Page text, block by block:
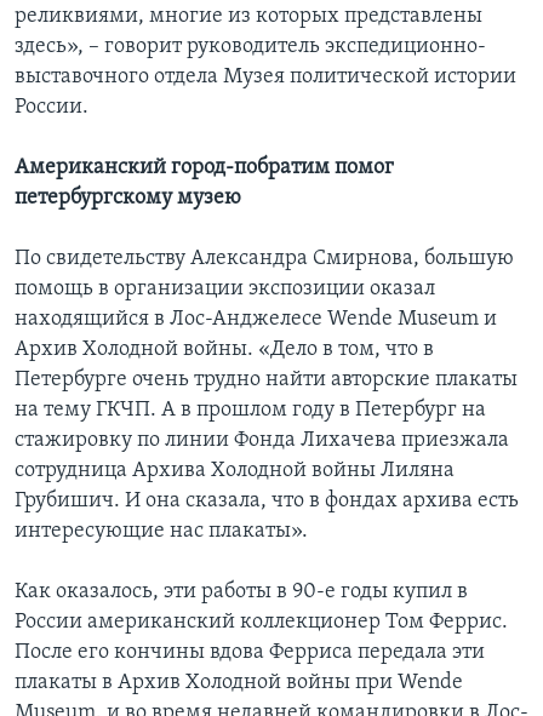
реликвиями, многие из которых представлены
здесь», – говорит руководитель экспедиционно-
выставочного отдела Музея политической истории
России.
Американский город-побратим помог
петербургскому музею
По свидетельству Александра Смирнова, большую
помощь в организации экспозиции оказал
находящийся в Лос-Анджелесе Wende Museum и
Архив Холодной войны. «Дело в том, что в
Петербурге очень трудно найти авторские плакаты
на тему ГКЧП. А в прошлом году в Петербург на
стажировку по линии Фонда Лихачева приезжала
сотрудница Архива Холодной войны Лиляна
Грубишич. И она сказала, что в фондах архива есть
интересующие нас плакаты».
Как оказалось, эти работы в 90-е годы купил в
России американский коллекционер Том Феррис.
После его кончины вдова Ферриса передала эти
плакаты в Архив Холодной войны при Wende